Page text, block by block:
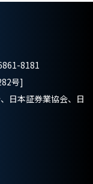
8181
号]
日本証券業協会、日